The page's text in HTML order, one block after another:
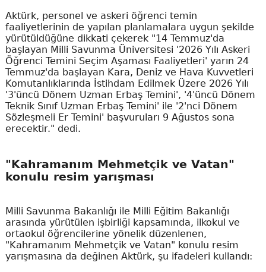
Aktürk, personel ve askeri öğrenci temin
faaliyetlerinin de yapılan planlamalara uygun şekilde
yürütüldüğüne dikkati çekerek "14 Temmuz'da
başlayan Milli Savunma Üniversitesi '2026 Yılı Askeri
Öğrenci Temini Seçim Aşaması Faaliyetleri' yarın 24
Temmuz'da başlayan Kara, Deniz ve Hava Kuvvetleri
Komutanlıklarında İstihdam Edilmek Üzere 2026 Yılı
'3'üncü Dönem Uzman Erbaş Temini', '4'üncü Dönem
Teknik Sınıf Uzman Erbaş Temini' ile '2'nci Dönem
Sözleşmeli Er Temini' başvuruları 9 Ağustos sona
erecektir." dedi.
"Kahramanım Mehmetçik ve Vatan"
konulu resim yarışması
Milli Savunma Bakanlığı ile Milli Eğitim Bakanlığı
arasında yürütülen işbirliği kapsamında, ilkokul ve
ortaokul öğrencilerine yönelik düzenlenen,
"Kahramanım Mehmetçik ve Vatan" konulu resim
yarışmasına da değinen Aktürk, şu ifadeleri kullandı: